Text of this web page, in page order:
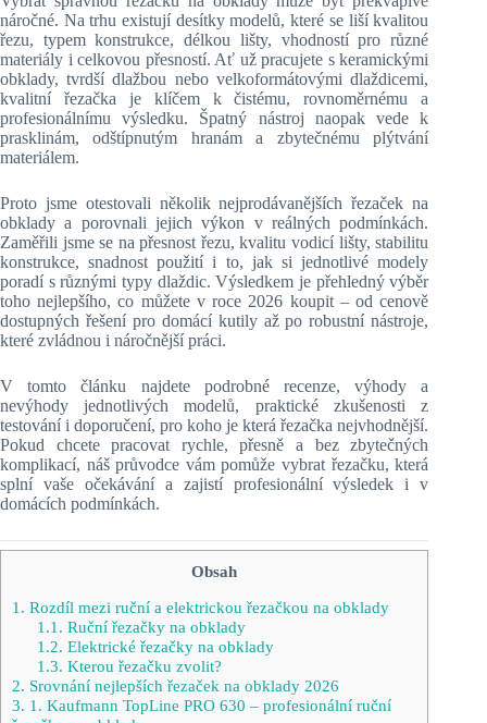
náročné. Na trhu existují desítky modelů, které se liší kvalitou
řezu, typem konstrukce, délkou lišty, vhodností pro různé
materiály i celkovou přesností. Ať už pracujete s keramickými
obklady, tvrdší dlažbou nebo velkoformátovými dlaždicemi,
kvalitní řezačka je klíčem k čistému, rovnoměrnému a
profesionálnímu výsledku. Špatný nástroj naopak vede k
prasklinám, odštípnutým hranám a zbytečnému plýtvání
materiálem.
Proto jsme otestovali několik nejprodávanějších řezaček na
obklady a porovnali jejich výkon v reálných podmínkách.
Zaměřili jsme se na přesnost řezu, kvalitu vodicí lišty, stabilitu
konstrukce, snadnost použití i to, jak si jednotlivé modely
poradí s různými typy dlaždic. Výsledkem je přehledný výběr
toho nejlepšího, co můžete v roce 2026 koupit – od cenově
dostupných řešení pro domácí kutily až po robustní nástroje,
které zvládnou i náročnější práci.
V tomto článku najdete podrobné recenze, výhody a
nevýhody jednotlivých modelů, praktické zkušenosti z
testování i doporučení, pro koho je která řezačka nejvhodnější.
Pokud chcete pracovat rychle, přesně a bez zbytečných
komplikací, náš průvodce vám pomůže vybrat řezačku, která
splní vaše očekávání a zajistí profesionální výsledek i v
domácích podmínkách.
Obsah
1. Rozdíl mezi ruční a elektrickou řezačkou na obklady
1.1. Ruční řezačky na obklady
1.2. Elektrické řezačky na obklady
1.3. Kterou řezačku zvolit?
2. Srovnání nejlepších řezaček na obklady 2026
3. 1. Kaufmann TopLine PRO 630 – profesionální ruční